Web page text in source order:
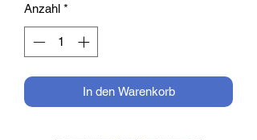
Anzahl *
In den Warenkorb